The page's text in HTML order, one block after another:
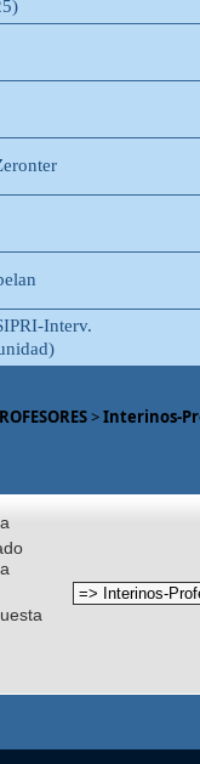
Interv.
>Interinos-